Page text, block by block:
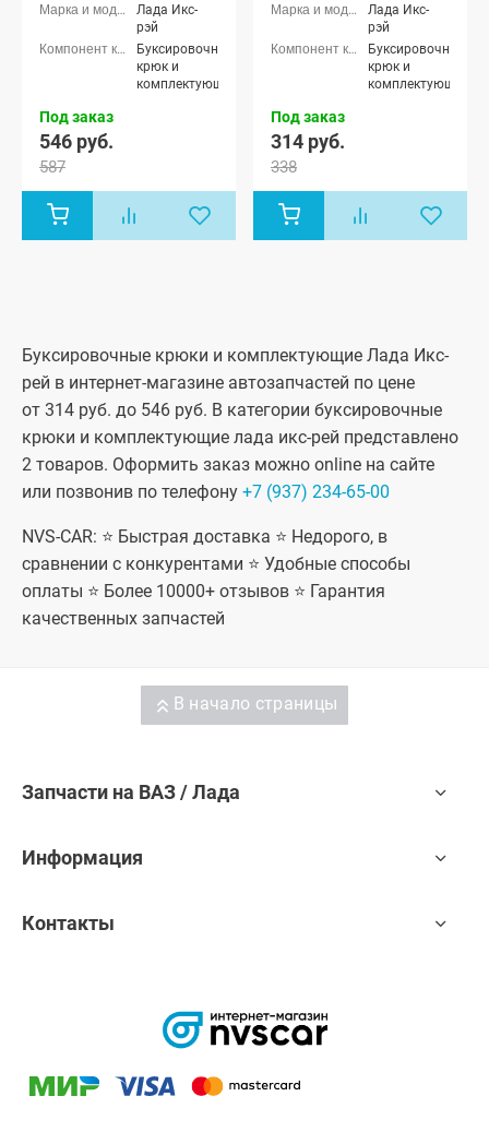
Лада Икс-
рэй
Буксировочный
крюк и
комплектующие
Под заказ
546 руб.
587
Лада Икс-
рэй
Буксировочный
крюк и
комплектующие
Под заказ
314 руб.
338
Буксировочные крюки и комплектующие Лада Икс-
рей в интернет-магазине автозапчастей по цене
от 314 руб. до 546 руб. В категории буксировочные
крюки и комплектующие лада икс-рей представлено
2 товаров. Оформить заказ можно online на сайте
или позвонив по телефону +7 (937) 234-65-00
NVS-CAR: ⭐ Быстрая доставка ⭐ Недорого, в
сравнении с конкурентами ⭐ Удобные способы
оплаты ⭐ Более 10000+ отзывов ⭐ Гарантия
качественных запчастей
В начало страницы
Запчасти на ВАЗ / Лада
Информация
Контакты